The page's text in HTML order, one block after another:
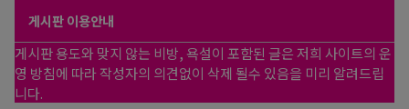
게시판 이용안내
게시판 용도와 맞지 않는 비방, 욕설이 포함된 글은 저희 사이트의 운
영 방침에 따라 작성자의 의견없이 삭제 될수 있음을 미리 알려드립
니다.